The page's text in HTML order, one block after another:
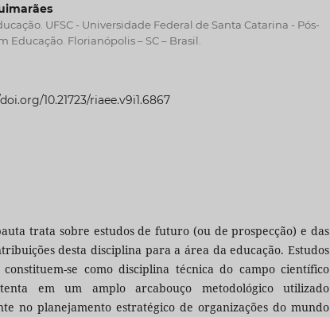
UFSC - Universidade Federal de Santa Catarina - Pós-
Educação. Florianópolis – SC – Brasil.
10.21723/riaee.v9i1.6867
trata sobre estudos de futuro (ou de prospecção) e das
desta disciplina para a área da educação. Estudos
constituem-se como disciplina técnica do campo científico
em um amplo arcabouço metodológico utilizado
no planejamento estratégico de organizações do mundo